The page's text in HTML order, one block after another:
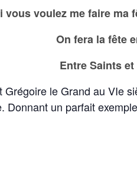
vous voulez me faire ma
On fera la fête
Entre Saints
le Grand au VIe
Donnant un parfait